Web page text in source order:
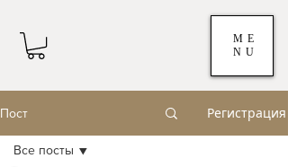
ME
NU
Пост Регистрация
Все посты